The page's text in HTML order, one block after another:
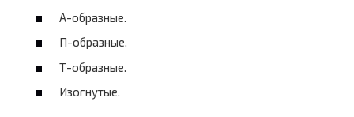
А-образные.
П-образные.
Т-образные.
Изогнутые.